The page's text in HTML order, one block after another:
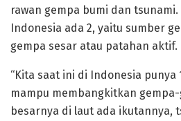
rawan gempa bumi dan
Indonesia ada 2, yaitu sumber
gempa sesar atau patahan aktif.
“Kita saat ini di Indonesia punya
mampu membangkitkan
besarnya di laut ada ikutannya,